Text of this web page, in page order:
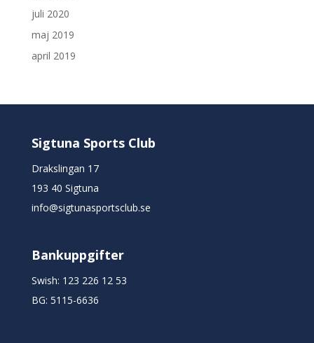
juli 2020
maj 2019
april 2019
Sigtuna Sports Club
Drakslingan 17
193 40 Sigtuna
info@sigtunasportsclub.se
Bankuppgifter
Swish: 123 226 12 53
BG: 5115-6636